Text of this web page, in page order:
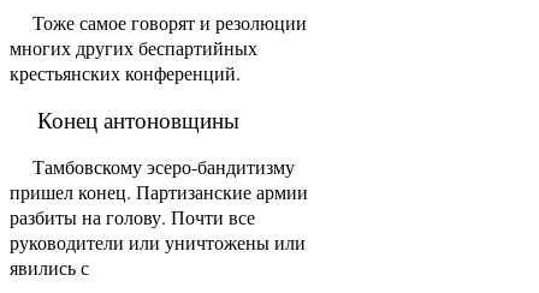
Тоже самое говорят и резолюции
многих других беспартийных
крестьянских конференций.
Конец антоновщины
Тамбовскому эсеро-бандитизму
пришел конец. Партизанские армии
разбиты на голову. Почти все
руководители или уничтожены или
явились с ­